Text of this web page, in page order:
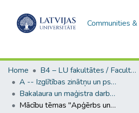
Communities
Home
B4 – LU fakultātes / Faculties of the UL
A -- Izglītības zinātņu un psiholoģijas fakultāte / Faculty of Education Sciences and Psychology
Bakalaura un maģistra darbi (PPMF) / Bachelor's and Master's theses
Mācību tēmas "Apģērbs un šūšana" apguve mājturībā un tehnoloģijās 9. klasē